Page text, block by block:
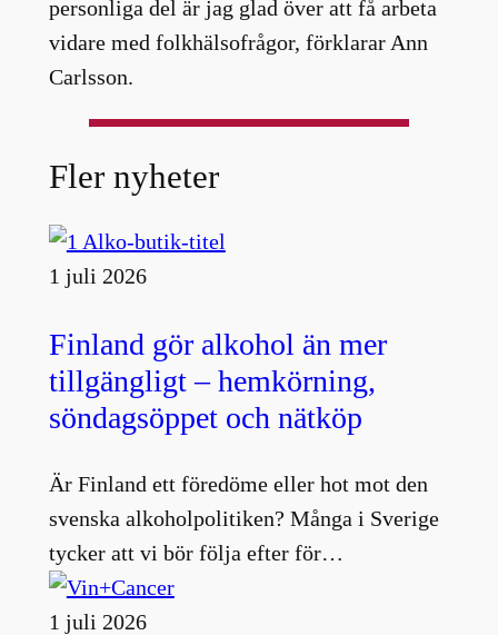
personliga del är jag glad över att få arbeta
vidare med folkhälsofrågor, förklarar Ann
Carlsson.
Fler nyheter
1 juli 2026
Finland gör alkohol än mer
tillgängligt – hemkörning,
söndagsöppet och nätköp
Är Finland ett föredöme eller hot mot den
svenska alkoholpolitiken? Många i Sverige
tycker att vi bör följa efter för…
1 juli 2026